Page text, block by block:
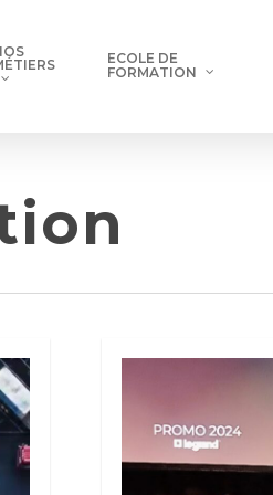
ECOLE DE
FORMATION